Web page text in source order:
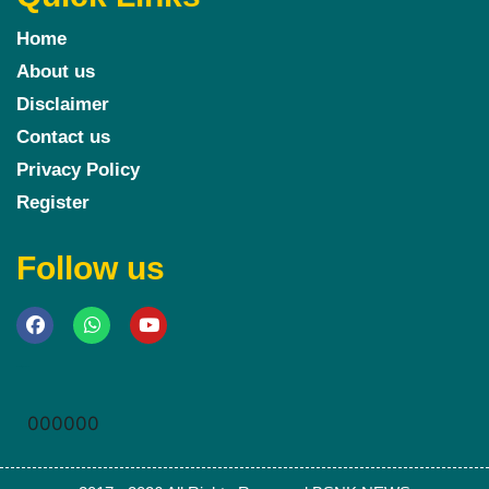
Home
About us
Disclaimer
Contact us
Privacy Policy
Register
Follow us
000000